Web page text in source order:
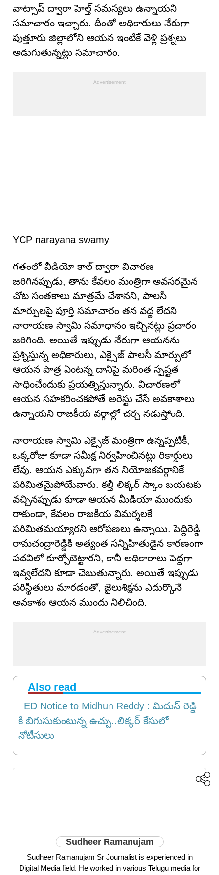
వాట్సాప్ ద్వారా హెల్త్ సమస్యలు ఉన్నాయని
సమాచారం ఇచ్చారు. దీంతో అధికారులు నేరుగా
పుత్తూరు జిల్లాలోని ఆయన ఇంటికే వెళ్లి ప్రశ్నలు
అడుగుతున్నట్లు సమాచారం.
YCP narayana swamy
గతంలో వీడియో కాల్ ద్వారా విచారణ
జరిగినప్పుడు, తాను కేవలం మంత్రిగా అవసరమైన
చోట సంతకాలు మాత్రమే చేశానని, పాలసీ
మార్పులపై పూర్తి సమాచారం తన వద్ద లేదని
నారాయణ స్వామి సమాధానం ఇచ్చినట్లు ప్రచారం
జరిగింది. అయితే ఇప్పుడు నేరుగా ఆయనను
ప్రశ్నిస్తున్న అధికారులు, ఎక్సైజ్ పాలసీ మార్పులో
ఆయన పాత్ర ఏంటన్న దానిపై మరింత స్పష్టత
సాధించేందుకు ప్రయత్నిస్తున్నారు. విచారణలో
ఆయన సహకరించకపోతే అరెస్టు చేసే అవకాశాలు
ఉన్నాయని రాజకీయ వర్గాల్లో చర్చ నడుస్తోంది.
నారాయణ స్వామి ఎక్సైజ్ మంత్రిగా ఉన్నప్పటికీ,
ఒక్కరోజు కూడా సమీక్ష నిర్వహించినట్లు రికార్డులు
లేవు. ఆయన ఎక్కువగా తన నియోజకవర్గానికే
పరిమితమైపోయేవారు. కల్తీ లిక్కర్ స్కాం బయటకు
వచ్చినప్పుడు కూడా ఆయన మీడియా ముందుకు
రాకుండా, కేవలం రాజకీయ విమర్శలకే
పరిమితమయ్యారని ఆరోపణలు ఉన్నాయి. పెద్దిరెడ్డి
రామచంద్రారెడ్డికి అత్యంత సన్నిహితుడైన కారణంగా
పదవిలో కూర్చోబెట్టారని, కానీ అధికారాలు పెద్దగా
ఇవ్వలేదని కూడా చెబుతున్నారు. అయితే ఇప్పుడు
పరిస్థితులు మారడంతో, జైలుశిక్షను ఎదుర్కొనే
అవకాశం ఆయన ముందు నిలిచింది.
Also read
ED Notice to Midhun Reddy : మిదున్ రెడ్డి
కి బిగుసుకుంటున్న ఉచ్చు..లిక్కర్ కేసులో
నోటీసులు
Sudheer Ramanujam
Sudheer Ramanujam Sr Journalist is experienced in
Digital Media field. He worked in various Telugu media for